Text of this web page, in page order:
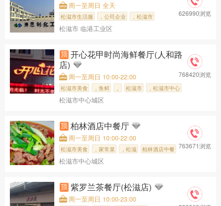
周一至周日 全天
松滋市生活服 ，公司企业 ，松滋市
松滋市 临港工业区
626990浏览
开心花甲时尚海鲜餐厅(人和路
店)
周一至周日 10:00-22:00
松滋市美食 ，鱼鲜 ， 松滋市 ，松滋市中心
松滋市中心城区
768420浏览
柏林酒店中餐厅
周一至周日 10:00-22:00
松滋市美食 ，家常菜 ，松滋 柏林酒店中餐
松滋市中心城区
763671浏览
紫罗兰茶餐厅(松滋店)
周一至周日 10:00-23:00